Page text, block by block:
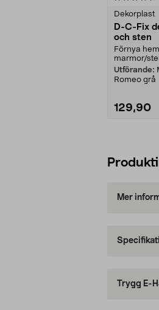
Dekorplast
D-C-Fix
och sten
Förnya
marmor/
Utförande:
Romeo grå
129,90
Mer
Trygg E-